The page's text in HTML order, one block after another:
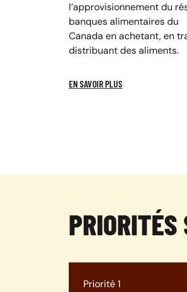
l’approvisionnement du
banques alimentaires du
Canada en achetant, en
distribuant des aliments.
EN SAVOIR PLUS
PRIORITÉS
Priorité 1